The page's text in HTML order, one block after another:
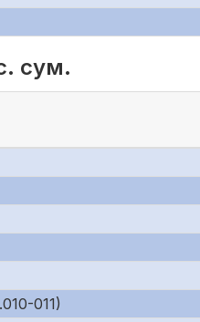
сум.
011)